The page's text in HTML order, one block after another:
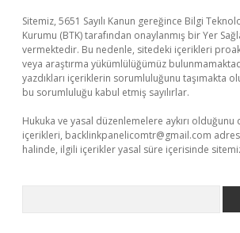
Sitemiz, 5651 Sayılı Kanun gereğince Bilgi
Kurumu (BTK) tarafından onaylanmış bir Yer
vermektedir. Bu nedenle, sitedeki içerikleri
veya araştırma yükümlülüğümüz
yazdıkları içeriklerin sorumluluğunu taşımakta
bu sorumluluğu kabul etmiş sayılırlar.
Hukuka ve yasal düzenlemelere aykırı
içerikleri, backlinkpanelicomtr@gmail.com
halinde, ilgili içerikler yasal süre içerisinde